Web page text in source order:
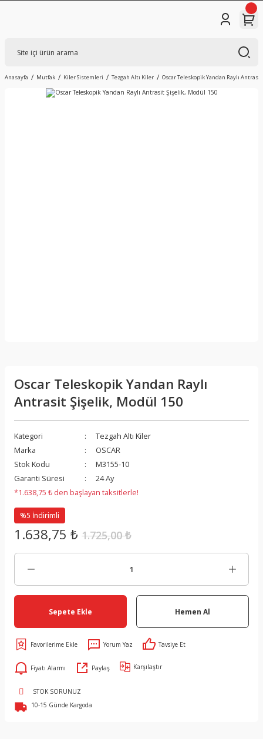
Anasayfa Mutfak Kiler Sistemleri Tezgah Altı Kiler Oscar Teleskopik Yandan Raylı
Oscar Teleskopik Yandan Raylı
Antrasit Şişelik, Modül 150
Kategori
Tezgah Altı Kiler
Marka
OSCAR
Stok Kodu
M3155-10
Garanti Süresi
24 Ay
*1.638,75 ₺ den başlayan taksitlerle!
%5 İndirimli
1.638,75 ₺ 1.725,00 ₺
Sepete Ekle Hemen Al
Yorum Yaz Tavsiye Et
Fiyatı Alarmı Paylaş Karşılaştır
STOK SORUNUZ
10-15 Günde Kargoda